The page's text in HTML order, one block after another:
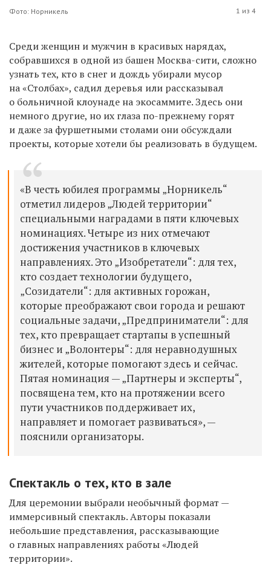
Фото: Норникель 1 из 4
Среди женщин и мужчин в красивых нарядах,
собравшихся в одной из башен Москва-сити, сложно
узнать тех, кто в снег и дождь убирали мусор
на «Столбах», садил деревья или рассказывал
о больничной клоунаде на экосаммите. Здесь они
немного другие, но их глаза по-прежнему горят
и даже за фуршетными столами они обсуждали
проекты, которые хотели бы реализовать в будущем.
«В честь юбилея программы „Норникель“
отметил лидеров „Людей территории“
специальными наградами в пяти ключевых
номинациях. Четыре из них отмечают
достижения участников в ключевых
направлениях. Это „Изобретатели“: для тех,
кто создает технологии будущего,
„Созидатели“: для активных горожан,
которые преображают свои города и решают
социальные задачи, „Предприниматели“: для
тех, кто превращает стартапы в успешный
бизнес и „Волонтеры“: для неравнодушных
жителей, которые помогают здесь и сейчас.
Пятая номинация — „Партнеры и эксперты“,
посвящена тем, кто на протяжении всего
пути участников поддерживает их,
направляет и помогает развиваться», —
пояснили организаторы.
Спектакль о тех, кто в зале
Для церемонии выбрали необычный формат —
иммерсивный спектакль. Авторы показали
небольшие представления, рассказывающие
о главных направлениях работы «Людей
территории».